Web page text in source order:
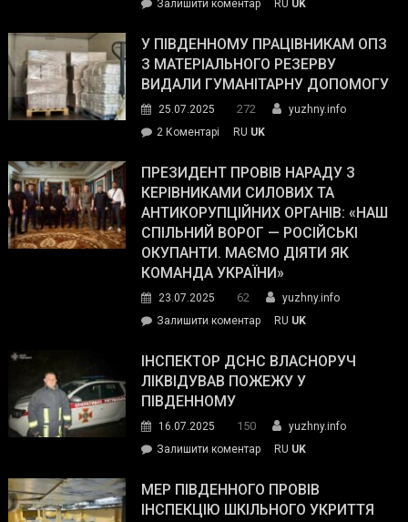
Залишити коментар
завойовує
симпатії
виборців
The
Street
Journal.
RU UK
У ПІВДЕННОМУ ПРАЦІВНИКАМ ОПЗ
З МАТЕРІАЛЬНОГО РЕЗЕРВУ
ВИДАЛИ ГУМАНІТАРНУ ДОПОМОГУ
25.07.2025 272
yuzhny.info
2 Коментарі
Південному
працівникам
ОПЗ
з
матеріального
резерву
гуманітарну
допомогу
RU UK
ПРЕЗИДЕНТ ПРОВІВ НАРАДУ З
КЕРІВНИКАМИ СИЛОВИХ ТА
АНТИКОРУПЦІЙНИХ ОРГАНІВ: «НАШ
СПІЛЬНИЙ ВОРОГ — РОСІЙСЬКІ
ОКУПАНТИ. МАЄМО ДІЯТИ ЯК
КОМАНДА УКРАЇНИ»
23.07.2025 62
yuzhny.info
Залишити коментарon
провів
нараду
силових
та
органів:
«Наш
RU UK
ІНСПЕКТОР ДСНС ВЛАСНОРУЧ
ЛІКВІДУВАВ ПОЖЕЖУ У
ПІВДЕННОМУ
16.07.2025 150
yuzhny.info
Залишити коментарon
ДСНС
власноруч
RU UK
МЕР ПІВДЕННОГО ПРОВІВ
ІНСПЕКЦІЮ ШКІЛЬНОГО УКРИТТЯ